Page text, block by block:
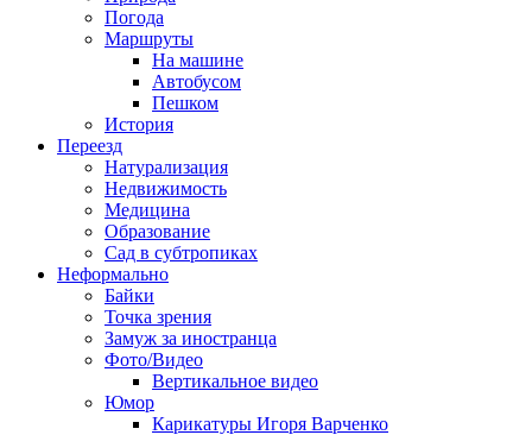
Погода
Маршруты
На машине
Автобусом
Пешком
История
Переезд
Натурализация
Недвижимость
Медицина
Образование
Сад в субтропиках
Неформально
Байки
Точка зрения
Замуж за иностранца
Фото/Видео
Вертикальное видео
Юмор
Карикатуры Игоря Варченко